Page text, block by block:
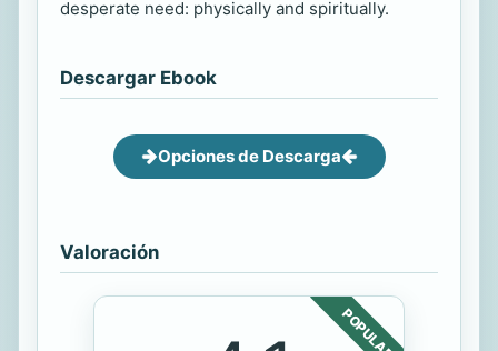
desperate need: physically and spiritually.
Descargar Ebook
Opciones de Descarga
Valoración
POPULAR